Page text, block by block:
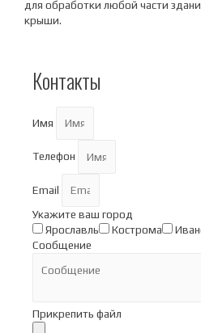
для обработки любой части
крыши.
Контакты
Имя
Телефон
Email
Укажите ваш город
Ярославль
Кострома
Сообщение
Прикрепить файл